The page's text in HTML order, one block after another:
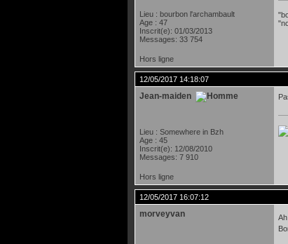
Lieu : bourbon l'archambault
Age : 47
Inscrit(e): 01/03/2013
Messages: 33 754
Hors ligne
12/05/2017 14:18:07
Jean-maiden
Lieu : Somewhere in Bzh
Age : 45
Inscrit(e): 12/08/2010
Messages: 7 910
Hors ligne
12/05/2017 16:07:12
morveyvan